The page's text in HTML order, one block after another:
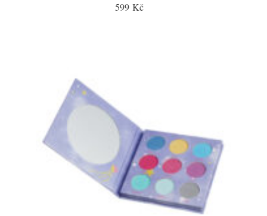
599 Kč